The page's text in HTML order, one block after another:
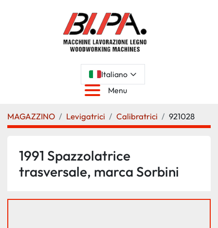
Italiano
Menu
MAGAZZINO Levigatrici Calibratrici 921028
1991 Spazzolatrice
trasversale, marca Sorbini